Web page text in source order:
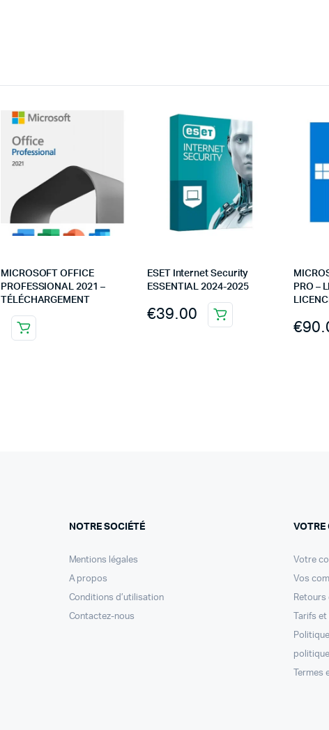
MICROSOFT OFFICE
PROFESSIONAL 2021 –
TÉLÉCHARGEMENT
ESET Internet Security
ESSENTIAL 2024-2025
€39.00
PRO –
€
NOTRE SOCIÉTÉ
Mentions légales
A propos
Conditions d’utilisation
Contactez-nous
VOTRE
Votre
Vos
Retours
Tarifs